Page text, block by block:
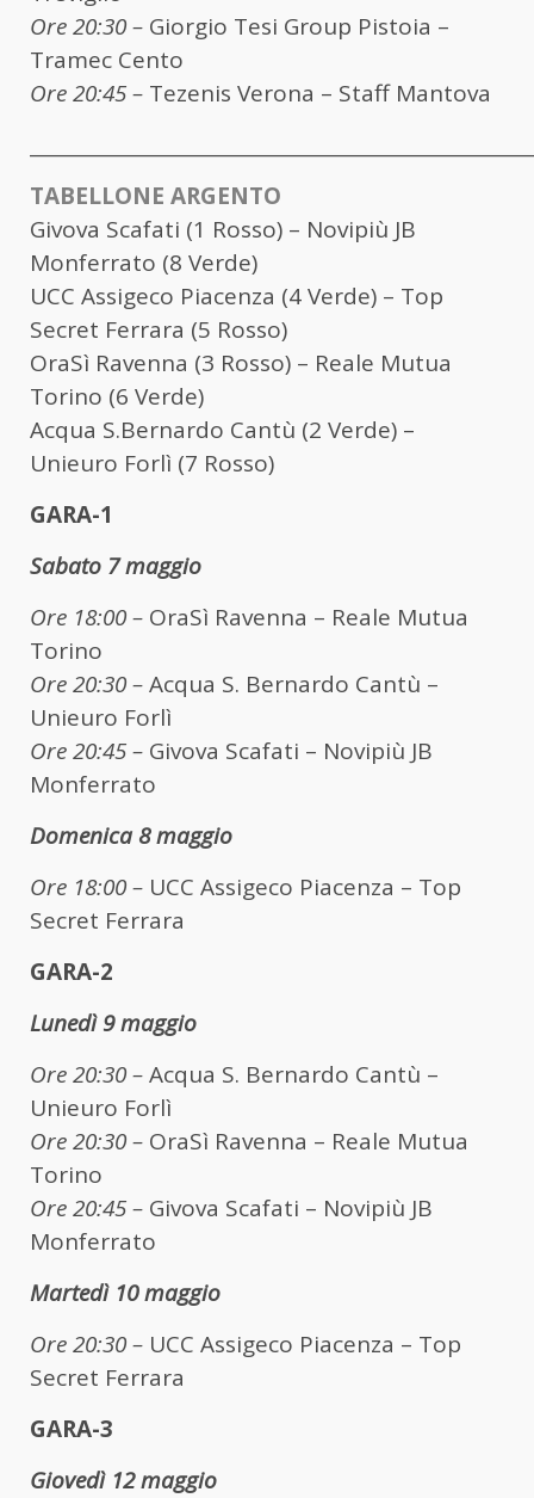
Ore 20:30 – Giorgio Tesi Group Pistoia –
Tramec Cento
Ore 20:45 – Tezenis Verona – Staff Mantova
TABELLONE ARGENTO
Givova Scafati (1 Rosso) – Novipiù JB
Monferrato (8 Verde)
UCC Assigeco Piacenza (4 Verde) – Top
Secret Ferrara (5 Rosso)
OraSì Ravenna (3 Rosso) – Reale Mutua
Torino (6 Verde)
Acqua S.Bernardo Cantù (2 Verde) –
Unieuro Forlì (7 Rosso)
GARA-1
Sabato 7 maggio
Ore 18:00 – OraSì Ravenna – Reale Mutua
Torino
Ore 20:30 –Acqua S. Bernardo Cantù –
Unieuro Forlì
Ore 20:45 – Givova Scafati – Novipiù JB
Monferrato
Domenica 8 maggio
Ore 18:00 – UCC Assigeco Piacenza – Top
Secret Ferrara
GARA-2
Lunedì 9 maggio
Ore 20:30 –Acqua S. Bernardo Cantù –
Unieuro Forlì
Ore 20:30 – OraSì Ravenna – Reale Mutua
Torino
Ore 20:45 – Givova Scafati – Novipiù JB
Monferrato
Martedì 10 maggio
Ore 20:30 – UCC Assigeco Piacenza – Top
Secret Ferrara
GARA-3
Giovedì 12 maggio